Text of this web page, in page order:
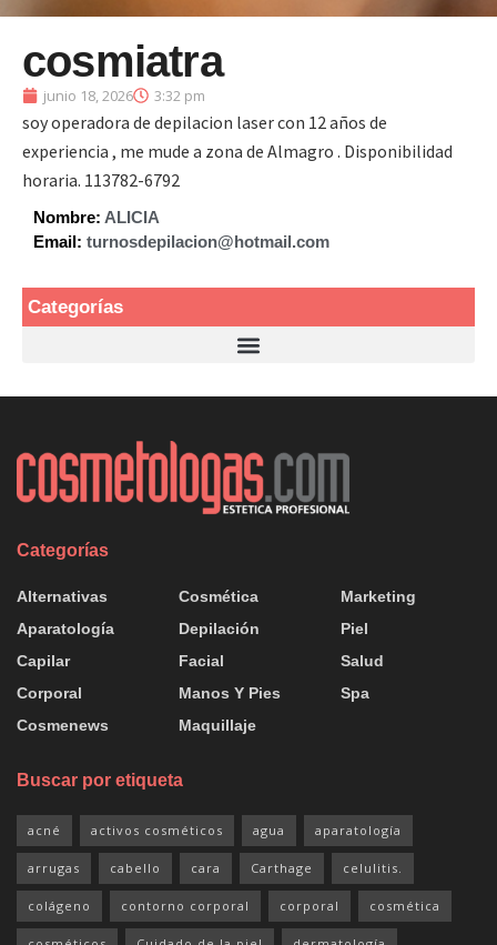
cosmiatra
junio 18, 2026 3:32 pm
soy operadora de depilacion laser con 12 años de
experiencia , me mude a zona de Almagro . Disponibilidad
horaria. 113782-6792
Nombre: ALICIA
Email: turnosdepilacion@hotmail.com
Categorías
Categorías
Alternativas
Aparatología
Capilar
Corporal
Cosmenews
Cosmética
Depilación
Facial
Manos Y Pies
Maquillaje
Marketing
Piel
Salud
Spa
Buscar por etiqueta
acné activos cosméticos agua aparatología
arrugas cabello cara Carthage celulitis.
colágeno contorno corporal corporal cosmética